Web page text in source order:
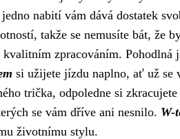
nabití vám dává dostatek
takže se nemusíte bát, že
zpracováním.
si užijete jízdu naplno, ať už se
trička, odpoledne si
se vám dříve ani nesnilo. W-
životnímu stylu.